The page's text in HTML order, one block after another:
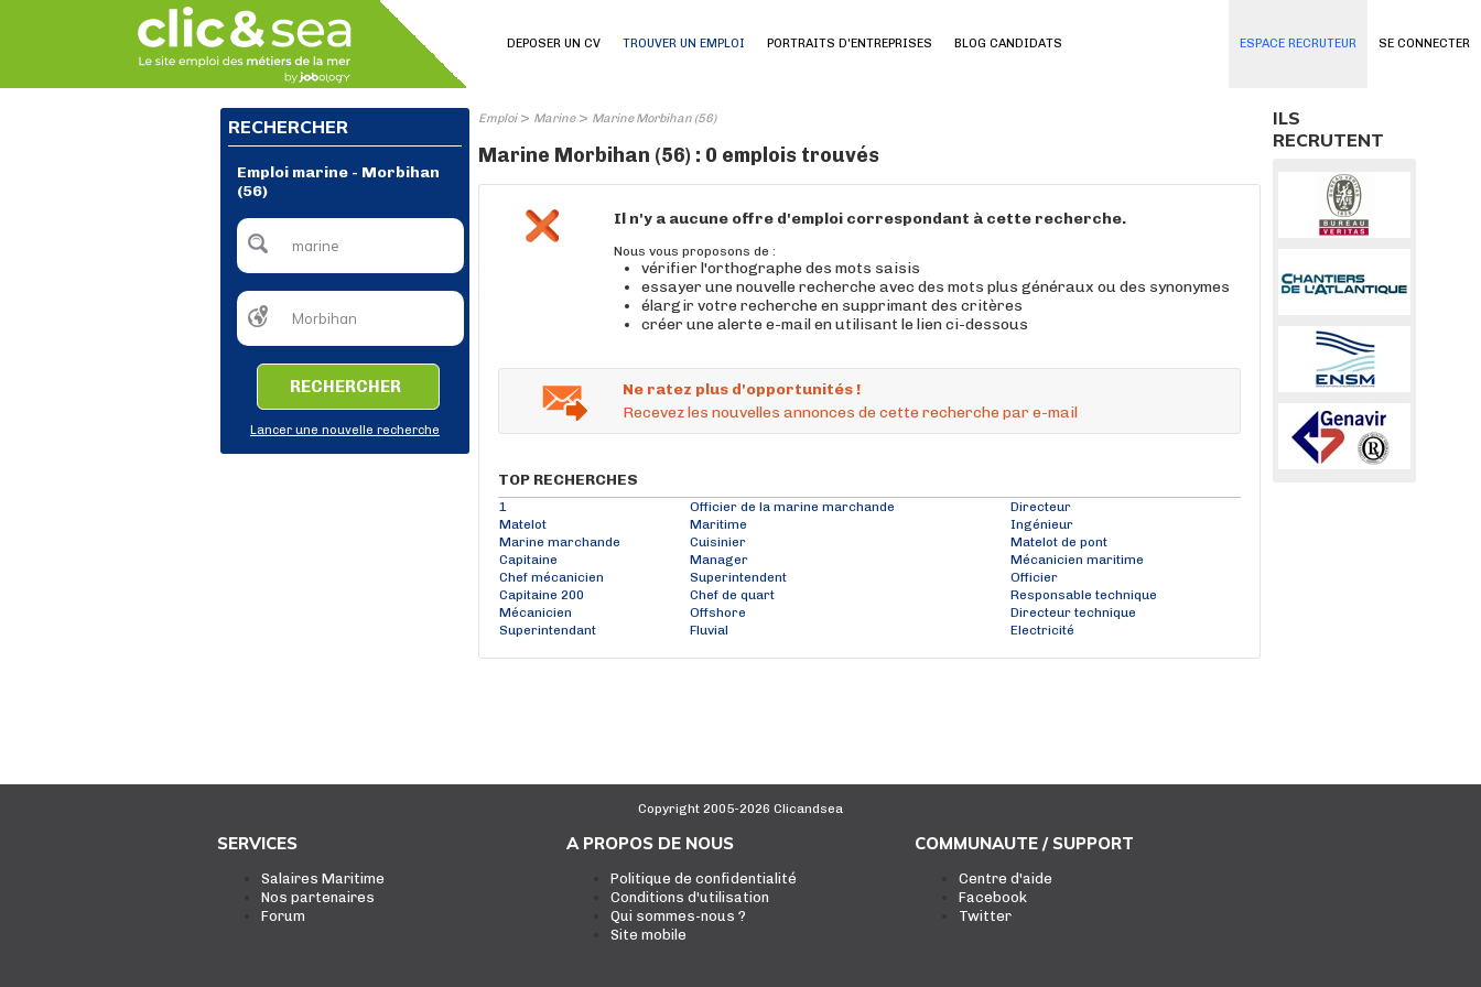
SE CONNECTER
DEPOSER UN CV TROUVER UN EMPLOI PORTRAITS D'ENTREPRISES BLOG CANDIDATS ESPACE RECRUTEUR
RECHERCHER
Emploi marine - Morbihan
(56)
RECHERCHER
Lancer une nouvelle recherche
Emploi> Marine> Marine Morbihan (56)
Marine Morbihan (56) : 0 emplois trouvés
Il n'y a aucune offre d'emploi correspondant à cette recherche.
Nous vous proposons de :
vérifier l'orthographe des mots saisis
essayer une nouvelle recherche avec des mots plus généraux ou des synonymes
élargir votre recherche en supprimant des critères
créer une alerte e-mail en utilisant le lien ci-dessous
Ne ratez plus d'opportunités !
Recevez les nouvelles annonces de cette recherche par e-mail
TOP RECHERCHES
1 Officier de la marine marchande
Directeur
Matelot
Maritime
Ingénieur
Marine marchande
Cuisinier
Matelot de pont
Capitaine
Manager
Mécanicien maritime
Chef mécanicien
Superintendent
Officier
Capitaine 200
Chef de quart
Responsable technique
Mécanicien
Offshore
Directeur technique
Superintendant
Fluvial Electricité
ILS
RECRUTENT
Copyright 2005-2026 Clicandsea
SERVICES
Salaires Maritime
Nos partenaires
Forum
A PROPOS DE NOUS
Politique de confidentialité
Conditions d'utilisation
Qui sommes-nous ?
Site mobile
COMMUNAUTE / SUPPORT
Centre d'aide
Facebook
Twitter